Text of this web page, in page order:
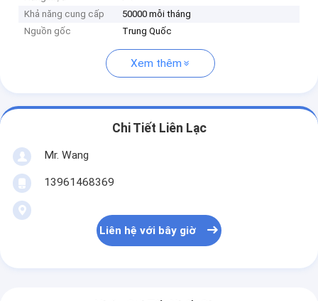
Khả năng cung cấp
50000 mỗi tháng
Nguồn gốc
Trung Quốc
Xem thêm
Chi Tiết Liên Lạc
Mr. Wang
13961468369
Liên hệ với bây giờ